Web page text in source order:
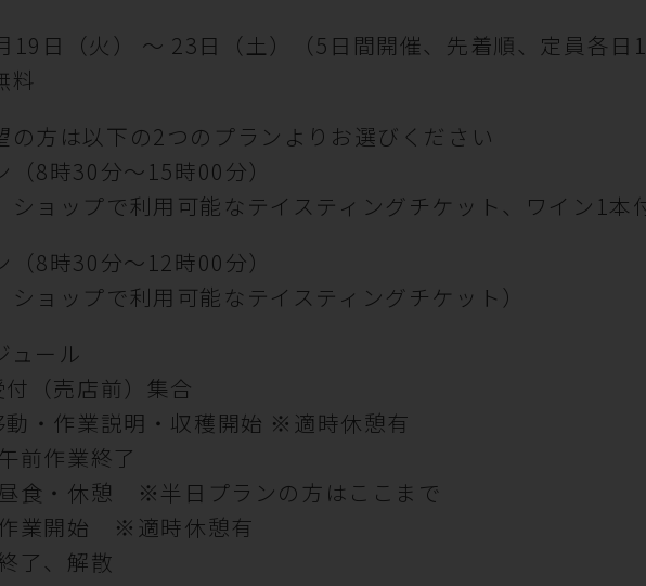
19日（火） ～ 23日（土）（5日間開催、先着順、定員各日
料
の方は以下の2つのプランよりお選びください
8時30分～15時00分）
ショップで利用可能なテイスティングチケット、ワイン1本
8時30分～12時00分）
ショップで利用可能なテイスティングチケット）
ュール
（売店前）集合
・作業説明・収穫開始 ※適時休憩有
前作業終了
食・休憩 ※半日プランの方はここまで
業開始 ※適時休憩有
了、解散